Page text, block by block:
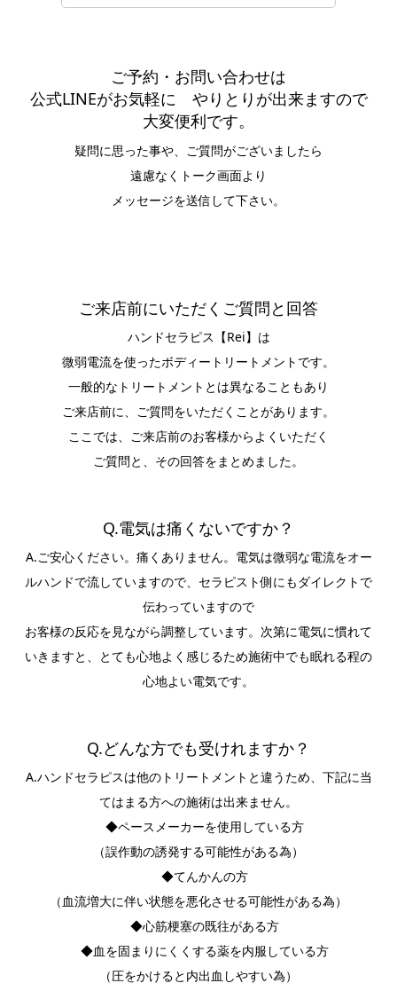
ご予約・お問い合わせは
公式LINEがお気軽に やりとりが出来ますので
大変便利です。
疑問に思った事や、ご質問がございましたら
遠慮なくトーク画面より
メッセージを送信して下さい。
ご来店前にいただくご質問と回答
ハンドセラピス【Rei】は
微弱電流を使ったボディートリートメントです。
一般的なトリートメントとは異なることもあり
ご来店前に、ご質問をいただくことがあります。
ここでは、ご来店前のお客様からよくいただく
ご質問と、その回答をまとめました。
Q.電気は痛くないですか？
A.ご安心ください。痛くありません。電気は微弱な電流をオー
ルハンドで流していますので、セラピスト側にもダイレクトで
伝わっていますので
お客様の反応を見ながら調整しています。次第に電気に慣れて
いきますと、とても心地よく感じるため施術中でも眠れる程の
心地よい電気です。
Q.どんな方でも受けれますか？
A.ハンドセラピスは他のトリートメントと違うため、下記に当
てはまる方への施術は出来ません。
◆ペースメーカーを使用している方
（誤作動の誘発する可能性がある為）
◆てんかんの方
（血流増大に伴い状態を悪化させる可能性がある為）
◆心筋梗塞の既往がある方
◆血を固まりにくくする薬を内服している方
（圧をかけると内出血しやすい為）